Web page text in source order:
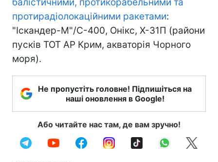
протирадіолокаційними ракетами:
"Іскандер-М"/С-400, Онікс, Х-31П (райони
пусків ТОТ АР Крим, акваторія Чорного
моря).
Не пропустіть головне! Підпишіться на
наші оновлення в Google!
Або читайте нас там, де вам зручно!